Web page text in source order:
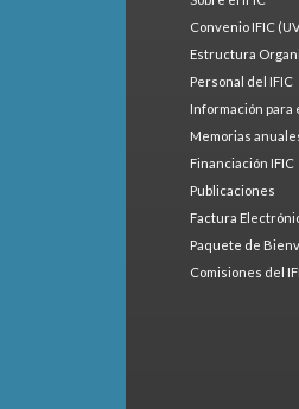
Convenio IFIC
Estructura
Personal del IFIC
Información para
Memorias
Financiación IFIC
Publicaciones
Factura
Paquete de
Comisiones del